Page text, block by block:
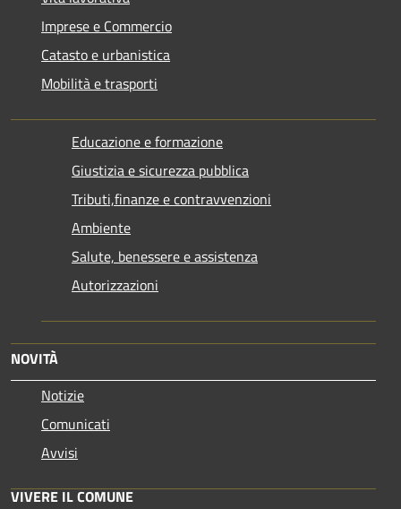
Imprese e Commercio
Catasto e urbanistica
Mobilità e trasporti
Educazione e formazione
Giustizia e sicurezza pubblica
Tributi,finanze e contravvenzioni
Ambiente
Salute, benessere e assistenza
Autorizzazioni
NOVITÀ
Notizie
Comunicati
Avvisi
VIVERE IL COMUNE